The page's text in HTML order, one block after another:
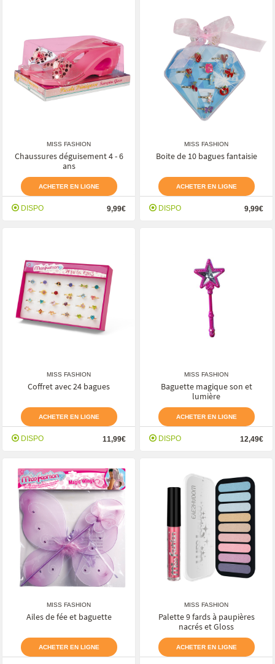
MISS FASHION
Chaussures déguisement 4 - 6
ans
ACHETER EN LIGNE
DISPO 9,99€
MISS FASHION
Boite de 10 bagues fantaisie
ACHETER EN LIGNE
DISPO 9,99€
MISS FASHION
Coffret avec 24 bagues
ACHETER EN LIGNE
DISPO 11,99€
MISS FASHION
Baguette magique son et
lumière
ACHETER EN LIGNE
DISPO 12,49€
MISS FASHION
Ailes de fée et baguette
ACHETER EN LIGNE
MISS FASHION
Palette 9 fards à paupières
nacrés et Gloss
ACHETER EN LIGNE